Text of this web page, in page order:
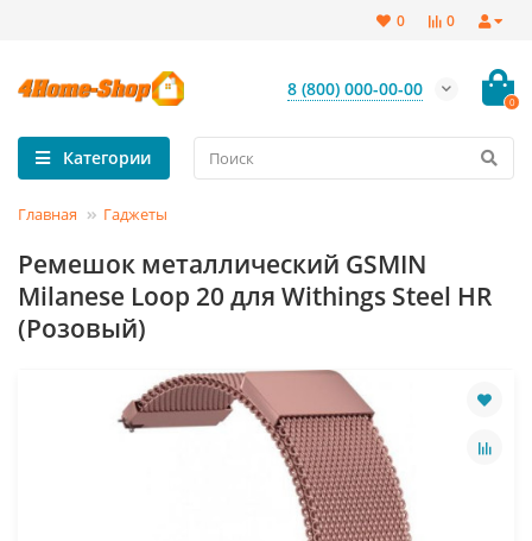
0
0
8 (800) 000-00-00
0
Категории
Главная Гаджеты
Ремешок металлический GSMIN
Milanese Loop 20 для Withings Steel HR
(Розовый)